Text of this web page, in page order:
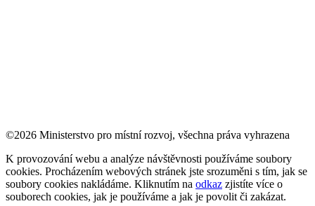
©2026 Ministerstvo pro místní rozvoj, všechna práva vyhrazena
K provozování webu a analýze návštěvnosti používáme soubory
cookies. Procházením webových stránek jste srozuměni s tím, jak se
soubory cookies nakládáme. Kliknutím na odkaz zjistíte více o
souborech cookies, jak je používáme a jak je povolit či zakázat.